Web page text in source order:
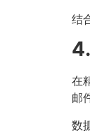
结
在
邮
数